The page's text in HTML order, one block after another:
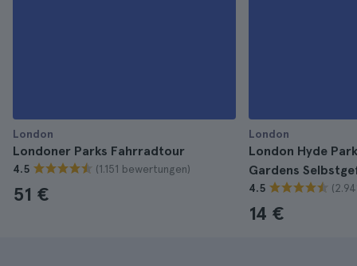
London
Londoner Parks Fahrradtour
4.5 (1.151 bewertungen)
51 €
London
London Hyde
Gardens
4.5
14 €